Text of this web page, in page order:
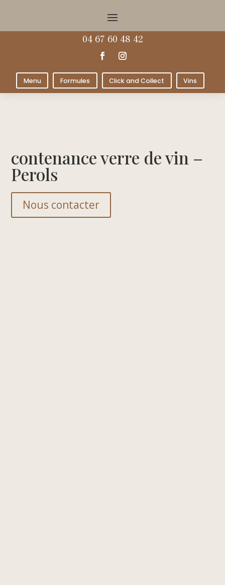
04 67 60 48 42
Menu Formules Click and Collect Vins
contenance verre de vin –
Perols
Nous contacter